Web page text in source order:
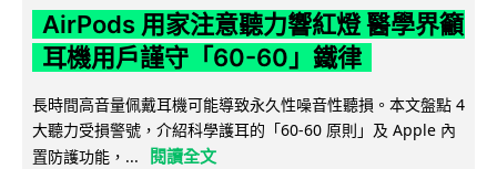
AirPods 用家注意聽力響紅燈 醫學界籲
耳機用戶謹守「60-60」鐵律
長時間高音量佩戴耳機可能導致永久性噪音性聽損。本文盤點 4
大聽力受損警號，介紹科學護耳的「60-60 原則」及 Apple 內
置防護功能，...
閱讀全文